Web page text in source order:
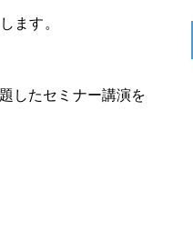
ます。
したセミナー講演を